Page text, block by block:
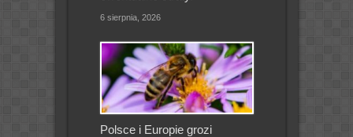
6 sierpnia, 2026
Polsce i Europie grozi